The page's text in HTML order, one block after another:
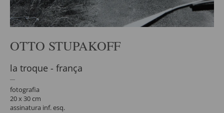
OTTO STUPAKOFF
la troque - frança
fotografia
20 x 30 cm
assinatura inf. esq.